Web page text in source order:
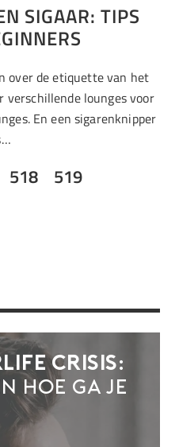
SIGAAR: TIPS
over de etiquette van het
verschillende lounges voor
En een sigarenknipper
518 519
crisis:
hoe ga je